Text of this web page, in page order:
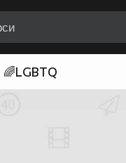
🌈LGBTQ